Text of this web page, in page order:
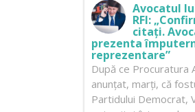
Avocatul
RFI:
citați.
prezenta
reprezentare”
După ce Procuratura
anunțat, marți, că
Partidului Democrat,